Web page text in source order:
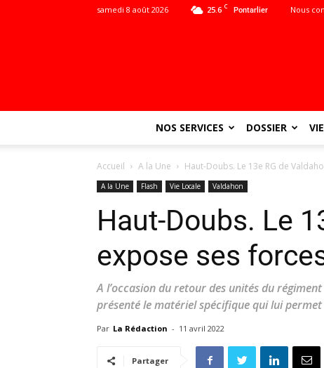
25.6 C Pontarlier
samedi 8 août 2026 Nous
NOS SERVICES DOSSIER
Accueil A la Une Haut-Doubs. Le 13e RG de
A la Une Flash Vie Locale Valdahon
Haut-Doubs. Le
expose ses
A l’occasion du retour des unités du
présenté le matériel spécifique qui lui
Par La Rédaction - 11 avril 2022
Partager